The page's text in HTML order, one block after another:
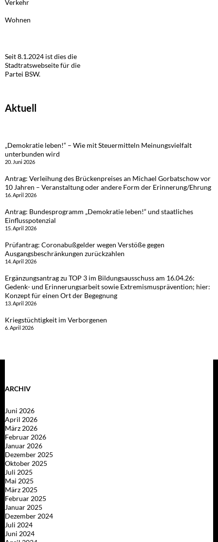
Verkehr
Wohnen
Seit 8.1.2024 ist dies die
Stadtratswebseite für die
Partei BSW.
Aktuell
„Demokratie leben!“ – Wie mit Steuermitteln Meinungsvielfalt
unterbunden wird
20. Juni 2026
Antrag: Verleihung des Brückenpreises an Michael Gorbatschow vor
10 Jahren – Veranstaltung oder andere Form der Erinnerung/Ehrung
16. April 2026
Antrag: Bundesprogramm „Demokratie leben!“ und staatliches
Einflusspotenzial
15. April 2026
Prüfantrag: Coronabußgelder wegen Verstöße gegen
Ausgangsbeschränkungen zurückzahlen
14. April 2026
Ergänzungsantrag zu TOP 3 im Bildungsausschuss am 16.04.26:
Gedenk- und Erinnerungsarbeit sowie Extremismusprävention; hier:
Konzept für einen Ort der Begegnung
13. April 2026
Kriegstüchtigkeit im Verborgenen
6. April 2026
ARCHIV
Juni 2026
April 2026
März 2026
Februar 2026
Januar 2026
Dezember 2025
Oktober 2025
Juli 2025
Mai 2025
März 2025
Februar 2025
Januar 2025
Dezember 2024
Juli 2024
Juni 2024